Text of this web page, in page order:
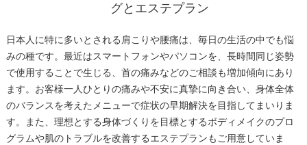
グとエステプラン
日本人に特に多いとされる肩こりや腰痛は、毎日の生活の中でも悩
みの種です。最近はスマートフォンやパソコンを、長時間同じ姿勢
で使用することで生じる、首の痛みなどのご相談も増加傾向にあり
ます。お客様一人ひとりの痛みや不安に真摯に向き合い、身体全体
のバランスを考えたメニューで症状の早期解決を目指してまいりま
す。また、理想とする身体づくりを目標とするボディメイクのプロ
グラムや肌のトラブルを改善するエステプランもご用意していま